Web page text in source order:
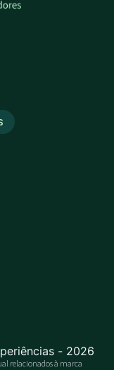
- 2026
relacionados à marca